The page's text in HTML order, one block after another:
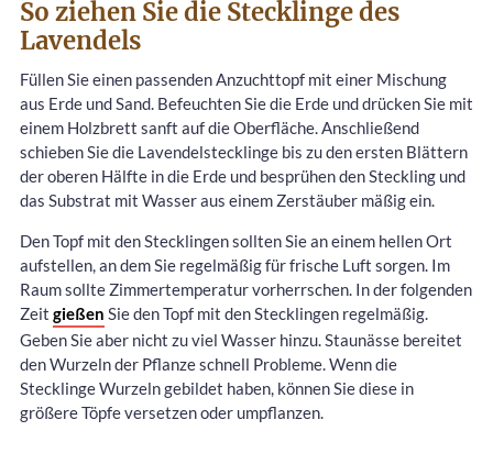
So ziehen Sie die Stecklinge des
Lavendels
Füllen Sie einen passenden Anzuchttopf mit einer Mischung
aus Erde und Sand. Befeuchten Sie die Erde und drücken Sie mit
einem Holzbrett sanft auf die Oberfläche. Anschließend
schieben Sie die Lavendelstecklinge bis zu den ersten Blättern
der oberen Hälfte in die Erde und besprühen den Steckling und
das Substrat mit Wasser aus einem Zerstäuber mäßig ein.
Den Topf mit den Stecklingen sollten Sie an einem hellen Ort
aufstellen, an dem Sie regelmäßig für frische Luft sorgen. Im
Raum sollte Zimmertemperatur vorherrschen. In der folgenden
Zeit gießen Sie den Topf mit den Stecklingen regelmäßig.
Geben Sie aber nicht zu viel Wasser hinzu. Staunässe bereitet
den Wurzeln der Pflanze schnell Probleme. Wenn die
Stecklinge Wurzeln gebildet haben, können Sie diese in
größere Töpfe versetzen oder umpflanzen.